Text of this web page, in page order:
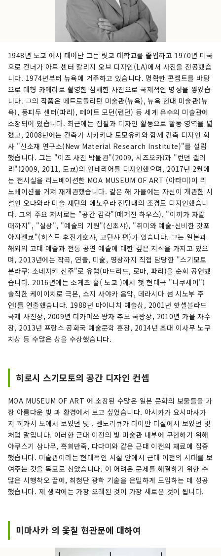
ART 을 구현하고 있습니다.
1948년 도쿄 에서 태어난 그는 릿쿄 대학교를 졸업하고 1970년 미국
으로 건너가 아트 센터 칼리지 오브 디자인(LA)에서 사진을 전공했습
니다. 1974년부터 뉴욕에 거주하고 있습니다. 명확한 콘셉트를 바탕
으로 대형 카메라로 촬영한 섬세한 사진으로 국제적인 명성을 쌓았습
니다. 그의 작품은 메트로폴리탄 미술관(뉴욕), 뉴욕 현대 미술관(뉴
욕), 퐁피두 센터(파리), 테이트 모던(런던) 등 세계 유수의 미술관에
소장되어 있습니다. 최근에는 집필과 디자인 활동으로 활동 영역을 넓
혔고, 2008년에는 건축가 사카키다 토모유키와 함께 건축 디자인 회
사 "신소재 연구소(New Material Research Institute)"를 설립
했습니다. 그는 "이즈 사진 박물관"(2009, 시즈오카)과 "런던 갤러
리"(2009, 2011, 도쿄)의 인테리어를 디자인했으며, 2017년 2월에
는 전시실을 리노베이션한 MOA MUSEUM OF ART (아타미)이 리
노베이션을 거쳐 재개관했습니다. 같은 해 가을에는 자신이 개관한 시
설인 오다와라 미술 재단의 에노우라 전망대의 조경도 디자인했습니
다. 그의 주요 저서로는 "공간 감각"(매거진 하우스), "이끼가 자랄
때까지", "실상", "예술의 기원"(신초샤), "취미와 예술-신비한 갓포
아지센쿄"(허스트 후진가호샤, 고단샤 편)가 있습니다. 그는 일본과
해외의 고대 예술과 전통 공연 예술에 대한 깊은 지식을 가지고 있으
며, 2013년에는 작곡, 연출, 미술, 영상까지 직접 담당한 "스기모토
분라쿠: 소네자키 신주"로 유럽(마드리드, 로마, 파리)을 순회 공연했
습니다. 2016년에는 소게츠 홀( 도쿄 )에서 첫 현대극 "니쿠세이"(
솔직한 케이이치로 극본, 쇼지 사야카 음악, 데라시마 섬 시노부 주
연)를 연출했습니다. 1988년 마이니치 예술상, 2001년 핫셀블라드
국제 사진상, 2009년 다카마쓰 왕자 추모 국왕상, 2010년 가을 자수
장, 2013년 프랑스 공화국 예술문학 훈장, 2014년 초대 이사무 노구
치상 등 수많은 상을 수상했습니다.
히로시 스기모토의 공간 디자인 컨셉
MOA MUSEUM OF ART 에 소장된 수많은 일본 문화의 보물들을 가
장 아름다운 빛 과 환경에서 보고 싶었습니다. 아시카가 요시마사가
지 히가시 도에서 보았던 빛 , 센노리큐가 다이안 다실에서 보았던 빛
처럼 말입니다. 이러한 근대 이전의 빛 미술관 내부에 구현하기 위해
야쿠스기 삼나무, 흑회반죽, 다다미와 같은 근대 이전의 재료에 집중
했습니다. 미술관이라는 현대적인 시설 안에서 근대 이전의 시대를 보
여주는 것을 목표로 삼았습니다. 이 어려운 문제를 해결하기 위한 수
많은 시행착오 끝에, 최첨단 광학 기술을 은밀하게 도입하는 데 성공
했습니다. 제 생각에는 가장 오래된 것이 가장 새로운 것이 됩니다.
미마사카 의 옻칠 현관문에 대하여